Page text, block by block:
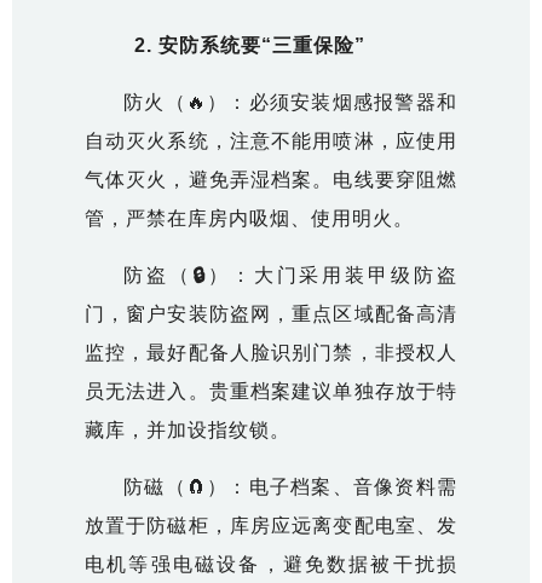
2.安防系统要“三重保险”
防火（ 🔥 ）：必须安装烟感报警器和
自动灭火系统，注意不能用喷淋，应使用
气体灭火，避免弄湿档案。电线要穿阻燃
管，严禁在库房内吸烟、使用明火。
防盗（ 🔒 ）：大门采用装甲级防盗
门，窗户安装防盗网，重点区域配备高清
监控，最好配备人脸识别门禁，非授权人
员无法进入。贵重档案建议单独存放于特
藏库，并加设指纹锁。
防磁（ 🧲 ）：电子档案、音像资料需
放置于防磁柜，库房应远离变配电室、发
电机等强电磁设备，避免数据被干扰损